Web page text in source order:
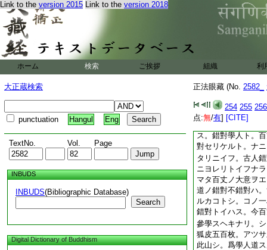
Link to the version 2015 Link to the version 2018
ホーム 検索 ご挨拶 組織 利
大正蔵検索
punctuation Hangul Eng
TextNo. Vol. Page
INBUDS
INBUDS(Bibliographic Database)
Search
Digital Dictionary of Buddhism
正法眼藏 (No. 2582_
254 255 256
点:無/有] [CITE]
。爲 渠 ナ
參學。吐キ得テ狐涎ヲ
狐ハ百丈親曾眼晴
身。脱盡界身ナリ
箇 什麼 ニカ 。イマ 9
リ。南嶽下ノ尊宿
ナルハ。サキニモ
ナシ。シカアレト
ス。錯對學人ト。
對セリケルト。ナ
タリニイフ。古人
ニヨレリトイフナ
マタ百丈ノ大意ヲ
道ノ錯對不錯對ハ
ルカコトシ。コノ
錯對トイハス。今
參學スヘキナリ。
狐皮五百枚。アツ
此山シ。爲學人道